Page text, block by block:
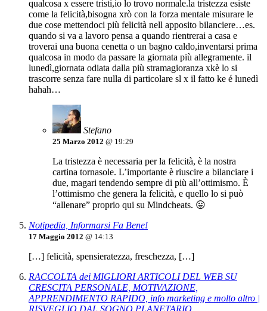
qualcosa x essere tristi,io lo trovo normale.la tristezza esiste
come la felicità,bisogna xrò con la forza mentale misurare le
due cose mettendoci più felicità nell apposito bilanciere…es.
quando si va a lavoro pensa a quando rientrerai a casa e
troverai una buona cenetta o un bagno caldo,inventarsi prima
qualcosa in modo da passare la giornata più allegramente. il
lunedì,giornata odiata dalla più stramagioranza xkè lo si
trascorre senza fare nulla di particolare sl x il fatto ke é lunedì
hahah…
Stefano
25 Marzo 2012 @ 19:29
La tristezza è necessaria per la felicità, è la nostra
cartina tornasole. L’importante è riuscire a bilanciare i
due, magari tendendo sempre di più all’ottimismo. È
l’ottimismo che genera la felicità, e quello lo si può
“allenare” proprio qui su Mindcheats. 😛
Notipedia, Informarsi Fa Bene!
17 Maggio 2012 @ 14:13
[…] felicità, spensieratezza, freschezza, […]
RACCOLTA dei MIGLIORI ARTICOLI DEL WEB SU
CRESCITA PERSONALE, MOTIVAZIONE,
APPRENDIMENTO RAPIDO, info marketing e molto altro |
RISVEGLIO DAL SOGNO PLANETARIO